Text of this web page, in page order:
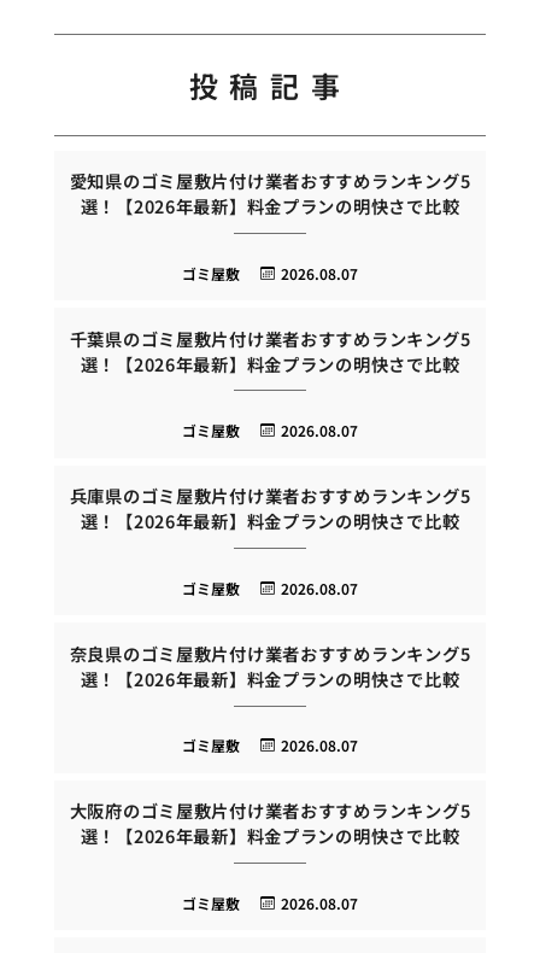
投稿記事
愛知県のゴミ屋敷片付け業者おすすめランキング5
選！【2026年最新】料金プランの明快さで比較
2026.08.07
ゴミ屋敷
千葉県のゴミ屋敷片付け業者おすすめランキング5
選！【2026年最新】料金プランの明快さで比較
2026.08.07
ゴミ屋敷
兵庫県のゴミ屋敷片付け業者おすすめランキング5
選！【2026年最新】料金プランの明快さで比較
2026.08.07
ゴミ屋敷
奈良県のゴミ屋敷片付け業者おすすめランキング5
選！【2026年最新】料金プランの明快さで比較
2026.08.07
ゴミ屋敷
大阪府のゴミ屋敷片付け業者おすすめランキング5
選！【2026年最新】料金プランの明快さで比較
2026.08.07
ゴミ屋敷